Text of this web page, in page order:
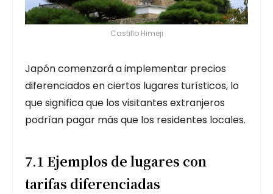
Castillo Himeji
Japón comenzará a implementar precios
diferenciados en ciertos lugares turísticos, lo
que significa que los visitantes extranjeros
podrían pagar más que los residentes locales.
7.1 Ejemplos de lugares con
tarifas diferenciadas